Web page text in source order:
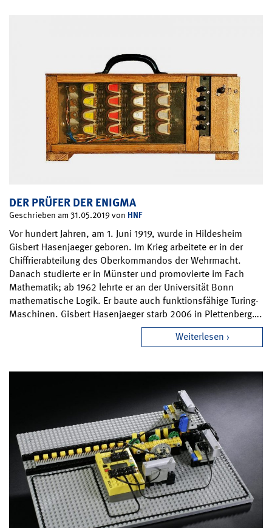
DER PRÜFER DER ENIGMA
Geschrieben am 31.05.2019 von HNF
Vor hundert Jahren, am 1. Juni 1919, wurde in Hildesheim
Gisbert Hasenjaeger geboren. Im Krieg arbeitete er in der
Chiffrierabteilung des Oberkommandos der Wehrmacht.
Danach studierte er in Münster und promovierte im Fach
Mathematik; ab 1962 lehrte er an der Universität Bonn
mathematische Logik. Er baute auch funktionsfähige Turing-
Maschinen. Gisbert Hasenjaeger starb 2006 in Plettenberg….
Weiterlesen